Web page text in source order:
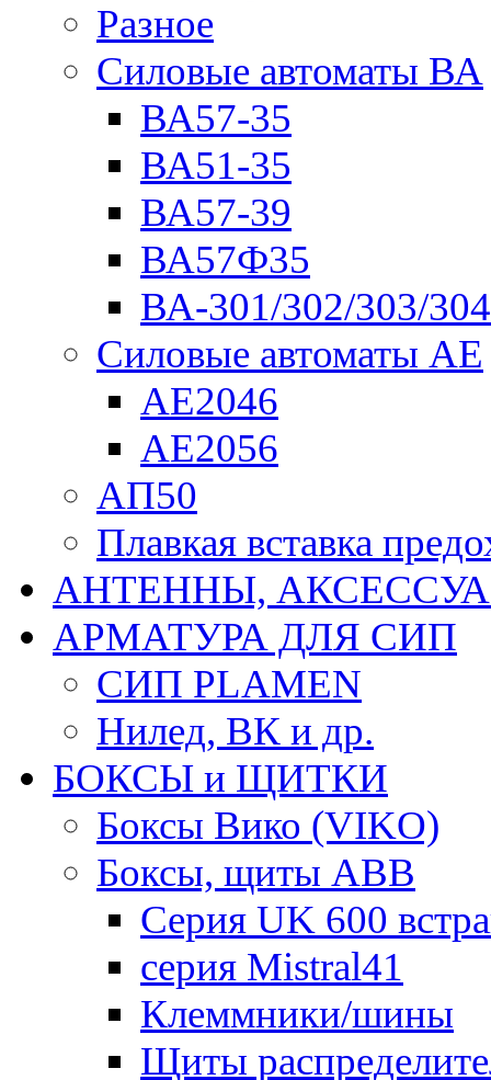
Разное
Силовые автоматы ВА
ВА57-35
ВА51-35
ВА57-39
ВА57Ф35
ВА-301/302/303/
Силовые автоматы АЕ
АЕ2046
АЕ2056
АП50
Плавкая вставка
АНТЕННЫ,
АРМАТУРА ДЛЯ СИП
СИП PLAMEN
Нилед, ВК и др.
БОКСЫ и ЩИТКИ
Боксы Вико (VIKO)
Боксы, щиты ABB
Серия UK 600
серия Mistral41
Клеммники/шины
Щиты